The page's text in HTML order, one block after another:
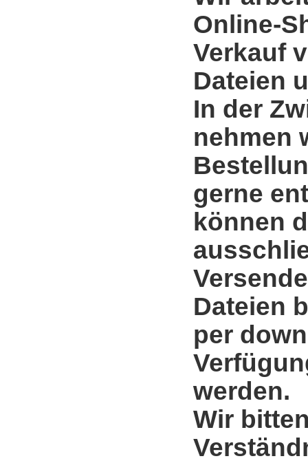
Online-
Verkauf
Dateien
In der
nehmen
gerne
können
Dateien
per
werden.
Wir